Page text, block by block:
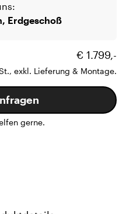
Erdgeschoß
€ 1.799,-
exkl. Lieferung & Montage.
gerne.